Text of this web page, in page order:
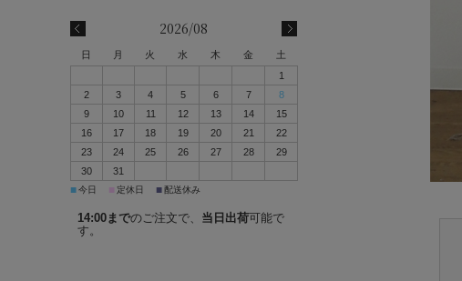
2026/08
日 月 火 水 木 金
土
1
2
3 4 5 6 7
8
9
10 11 12 13 14
15
16
17 18 19 20 21
22
23
24 25 26 27 28
29
30
31
■今日 ■ 定休日 ■配送休み
14:00までのご注文で、 当日出荷可能で
す。